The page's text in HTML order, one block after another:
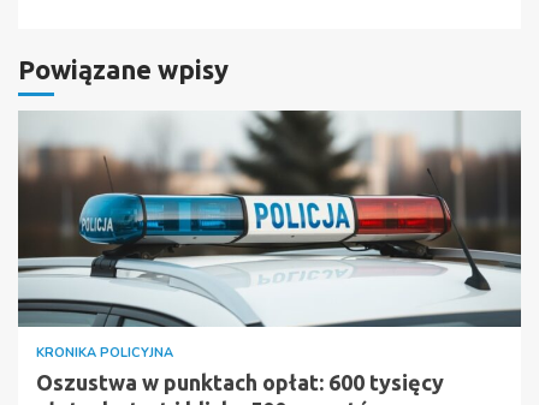
Powiązane wpisy
KRONIKA POLICYJNA
Oszustwa w punktach opłat: 600 tysięcy